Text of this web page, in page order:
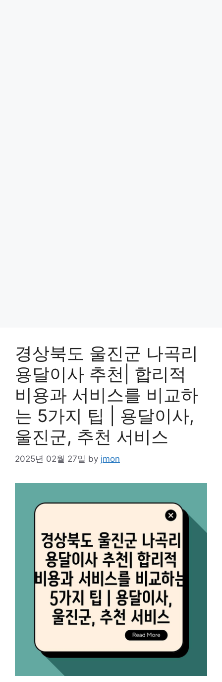
경상북도 울진군 나곡리
용달이사 추천| 합리적
비용과 서비스를 비교하
는 5가지 팁 | 용달이사,
울진군, 추천 서비스
2025년 02월 27일 by jmon